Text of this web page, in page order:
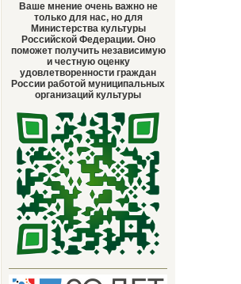
Ваше мнение очень важно не
только для нас, но для
Министерства культуры
Российской Федерации. Оно
поможет получить независимую
и честную оценку
удовлетворенности граждан
России работой муниципальных
организаций культуры